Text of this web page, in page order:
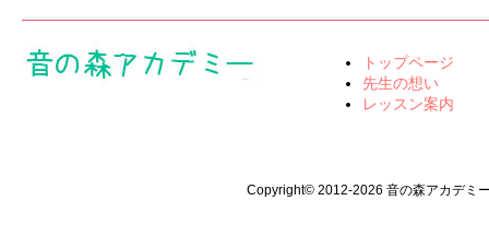
トップページ
先生の想い
レッスン案内
Copyright© 2012-2026 音の森アカデミ